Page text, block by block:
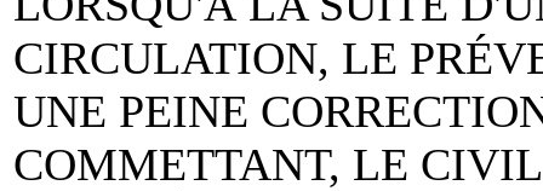
CIRCULATION, LE
UNE PEINE
COMMETTANT, LE